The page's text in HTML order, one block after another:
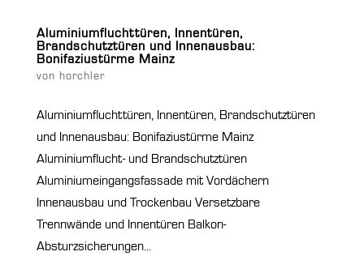
Aluminiumfluchttüren, Innentüren,
Brandschutztüren und Innenausbau:
Bonifaziustürme Mainz
von horchler
Aluminiumfluchttüren, Innentüren, Brandschutztüren
und Innenausbau: Bonifaziustürme Mainz
Aluminiumflucht- und Brandschutztüren
Aluminiumeingangsfassade mit Vordächern
Innenausbau und Trockenbau Versetzbare
Trennwände und Innentüren Balkon-
Absturzsicherungen...